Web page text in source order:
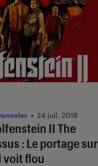
II The
: Le portage sur
voit flou
• 24 juil. 2018